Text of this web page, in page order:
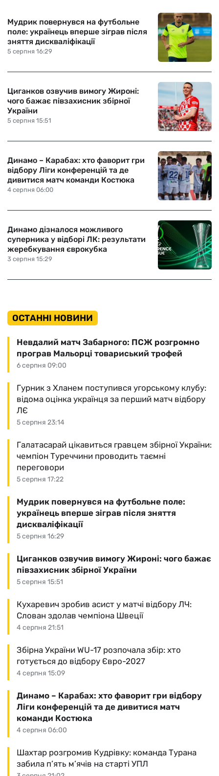
5 серпня 16:29
Мудрик повернувся на футбольне
поле: українець вперше зіграв після
зняття дискваліфікації
5 серпня 15:51
Циганков озвучив вимогу Жироні:
чого бажає півзахисник збірної
України
4 серпня 06:00
Динамо – Карабах: хто фаворит гри
відбору Ліги конференцій та де
дивитися матч команди Костюка
3 серпня 15:29
Динамо дізналося можливого
суперника у відборі ЛК: результати
жеребкування єврокубка
ОСТАННІ НОВИНИ
6 серпня 09:00
Невдалий матч Забарного: ПСЖ розгромно
програв Мальорці товариський трофей
5 серпня 23:14
Гурник з Хланем поступився угорському клубу:
відома оцінка українця за перший матч відбору
ЛЄ
5 серпня 17:22
Галатасарай цікавиться гравцем збірної України:
чемпіон Туреччини проводить таємні
переговори
5 серпня 16:29
Мудрик повернувся на футбольне поле:
українець вперше зіграв після зняття
дискваліфікації
5 серпня 15:51
Циганков озвучив вимогу Жироні: чого бажає
півзахисник збірної України
4 серпня 21:51
Кухаревич зробив асист у матчі відбору ЛЧ:
Слован здолав чемпіона Швеції
4 серпня 15:09
Збірна України WU-17 розпочала збір: хто
готується до відбору Євро-2027
4 серпня 06:00
Динамо – Карабах: хто фаворит гри відбору
Ліги конференцій та де дивитися матч
команди Костюка
Шахтар розгромив Кудрівку: команда Турана
забила п’ять м’ячів на старті УПЛ